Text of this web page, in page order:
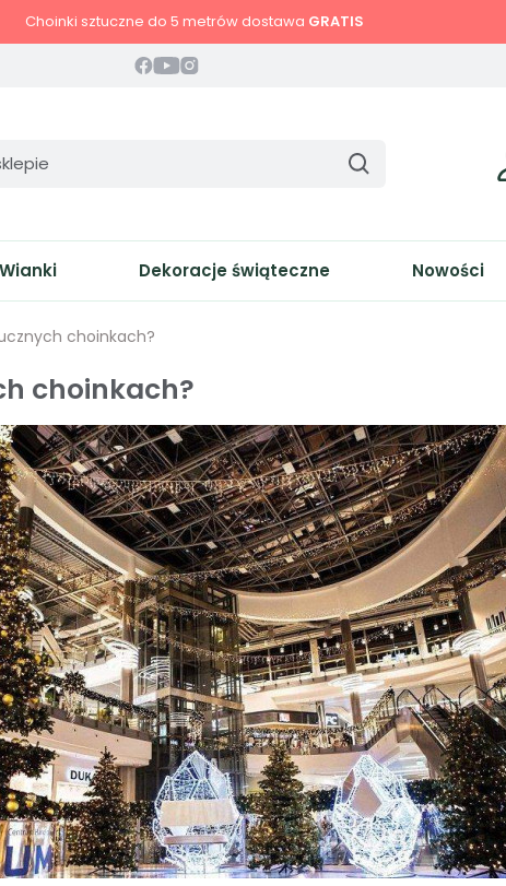
Choinki sztuczne do 5 metrów dostawa GRATIS
Wianki Dekoracje świąteczne Nowości
choinkach?
choinkach?